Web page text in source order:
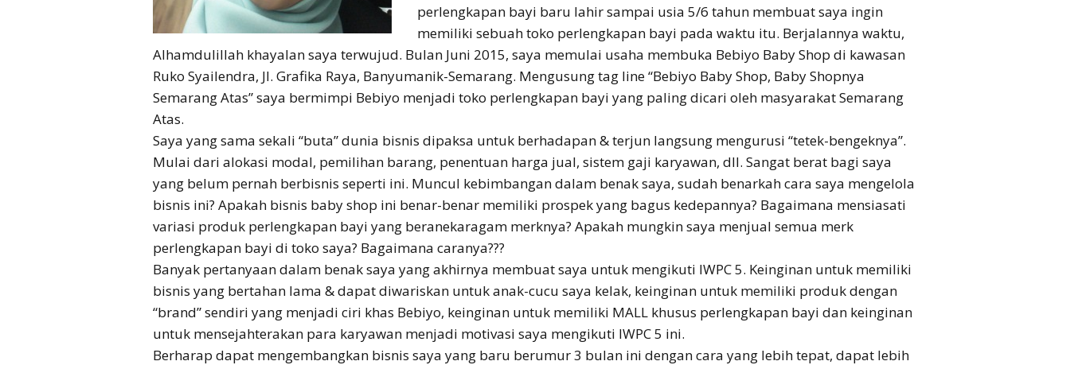
perlengkapan bayi baru lahir sampai usia 5/6 tahun membuat saya ingin
memiliki sebuah toko perlengkapan bayi pada waktu itu. Berjalannya waktu,
Alhamdulillah khayalan saya terwujud. Bulan Juni 2015, saya memulai usaha membuka Bebiyo Baby Shop di kawasan
Ruko Syailendra, Jl. Grafika Raya, Banyumanik-Semarang. Mengusung tag line “Bebiyo Baby Shop, Baby Shopnya
Semarang Atas” saya bermimpi Bebiyo menjadi toko perlengkapan bayi yang paling dicari oleh masyarakat Semarang
Atas.
Saya yang sama sekali “buta” dunia bisnis dipaksa untuk berhadapan & terjun langsung mengurusi “tetek-bengeknya”.
Mulai dari alokasi modal, pemilihan barang, penentuan harga jual, sistem gaji karyawan, dll. Sangat berat bagi saya
yang belum pernah berbisnis seperti ini. Muncul kebimbangan dalam benak saya, sudah benarkah cara saya mengelola
bisnis ini? Apakah bisnis baby shop ini benar-benar memiliki prospek yang bagus kedepannya? Bagaimana mensiasati
variasi produk perlengkapan bayi yang beranekaragam merknya? Apakah mungkin saya menjual semua merk
perlengkapan bayi di toko saya? Bagaimana caranya???
Banyak pertanyaan dalam benak saya yang akhirnya membuat saya untuk mengikuti IWPC 5. Keinginan untuk memiliki
bisnis yang bertahan lama & dapat diwariskan untuk anak-cucu saya kelak, keinginan untuk memiliki produk dengan
“brand” sendiri yang menjadi ciri khas Bebiyo, keinginan untuk memiliki MALL khusus perlengkapan bayi dan keinginan
untuk mensejahterakan para karyawan menjadi motivasi saya mengikuti IWPC 5 ini.
Berharap dapat mengembangkan bisnis saya yang baru berumur 3 bulan ini dengan cara yang lebih tepat, dapat lebih